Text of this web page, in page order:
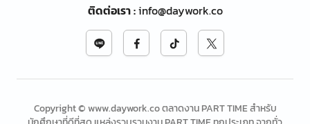
ติดต่อเรา:info@daywork.co
Copyright © www.daywork.co ตลาดงาน PART TIME สำหรับ